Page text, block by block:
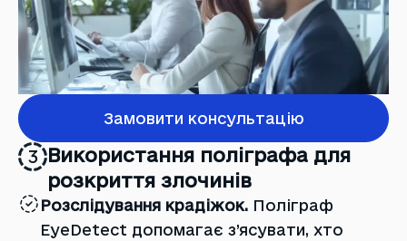
Замовити консультацію
3 Використання поліграфа для
розкриття злочинів
Розслідування крадіжок. Поліграф
EyeDetect допомагає з’ясувати, хто